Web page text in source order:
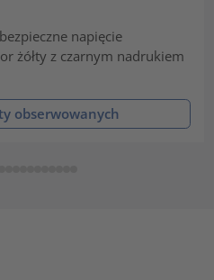
napięcie
żółty z czarnym nadrukiem
obserwowanych